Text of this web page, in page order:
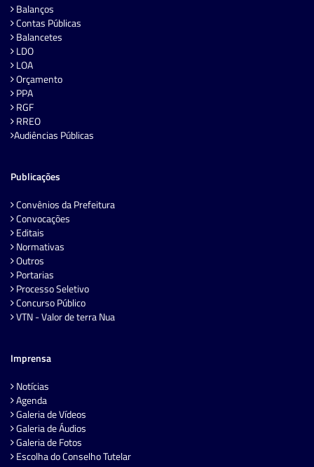
Balanços
Contas Públicas
Balancetes
LDO
LOA
Orçamento
PPA
RGF
RREO
Audiências Públicas
Publicações
Convênios da Prefeitura
Convocações
Editais
Normativas
Outros
Portarias
Processo Seletivo
Concurso Público
VTN - Valor de terra Nua
Imprensa
Notícias
Agenda
Galeria de Vídeos
Galeria de Áudios
Galeria de Fotos
Escolha do Conselho Tutelar